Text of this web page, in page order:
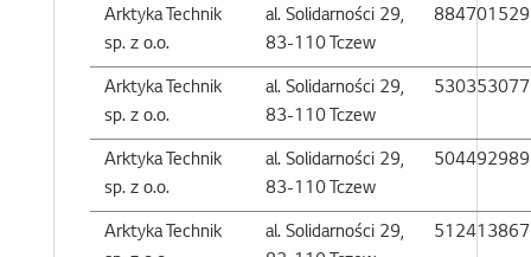
Arktyka Technik
sp. z o.o.
al. Solidarności 29,
83-110 Tczew
884701529
Arktyka Technik
sp. z o.o.
al. Solidarności 29,
83-110 Tczew
530353077
Arktyka Technik
sp. z o.o.
al. Solidarności 29,
83-110 Tczew
504492989
Arktyka Technik
al. Solidarności 29,
512413867